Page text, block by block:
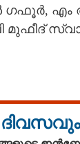
എം
മുഫീദ്
ദിവസവും